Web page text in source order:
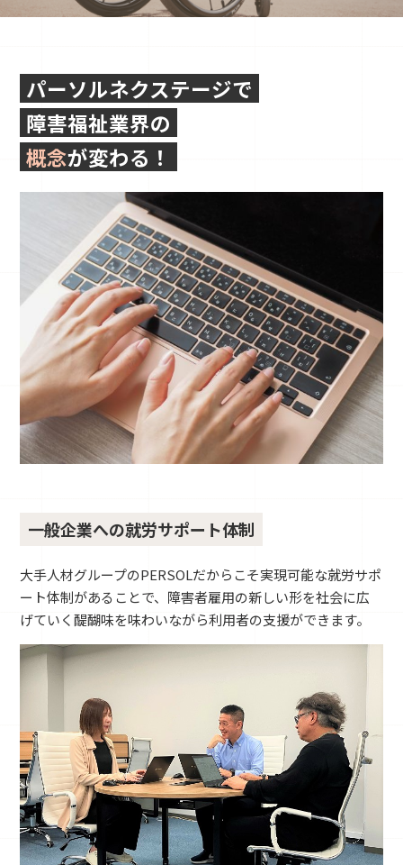
パーソルネクステージで
障害福祉業界の
概念が変わる！
一般企業への就労サポート体制
大手人材グループのPERSOLだからこそ実現可能な就労サポ
ート体制があることで、障害者雇用の新しい形を社会に広
げていく醍醐味を味わいながら利用者の支援ができます。